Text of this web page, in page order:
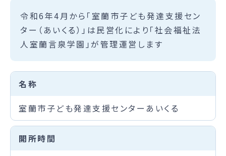
令和6年4月から「室蘭市子ども発達支援セン
ター（あいくる）」は民営化により「社会福祉法
人室蘭言泉学園」が管理運営します
名称
室蘭市子ども発達支援センターあいくる
開所時間